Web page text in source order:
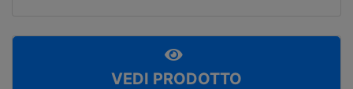
VEDI PRODOTTO